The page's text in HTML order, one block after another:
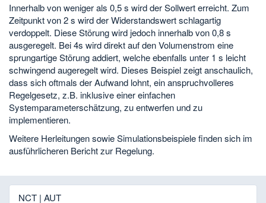
Innerhalb von weniger als 0,5 s wird der Sollwert erreicht. Zum
Zeitpunkt von 2 s wird der Widerstandswert schlagartig
verdoppelt. Diese Störung wird jedoch innerhalb von 0,8 s
ausgeregelt. Bei 4s wird direkt auf den Volumenstrom eine
sprungartige Störung addiert, welche ebenfalls unter 1 s leicht
schwingend augeregelt wird. Dieses Beispiel zeigt anschaulich,
dass sich oftmals der Aufwand lohnt, ein anspruchvolleres
Regelgesetz, z.B. inklusive einer einfachen
Systemparameterschätzung, zu entwerfen und zu
implementieren.
Weitere Herleitungen sowie Simulationsbeispiele finden sich im
ausführlicheren Bericht zur Regelung.
NCT | AUT